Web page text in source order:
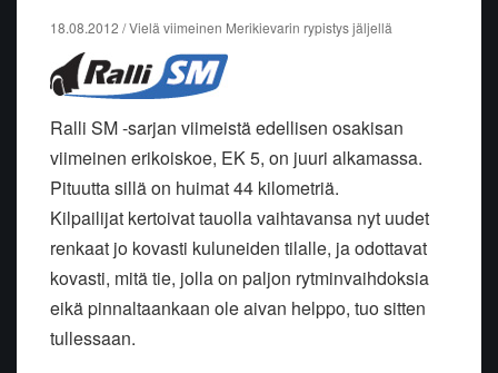
18.08.2012 / Vielä viimeinen Merikievarin rypistys jäljellä
Ralli SM -sarjan viimeistä edellisen osakisan
viimeinen erikoiskoe, EK 5, on juuri alkamassa.
Pituutta sillä on huimat 44 kilometriä.
Kilpailijat kertoivat tauolla vaihtavansa nyt uudet
renkaat jo kovasti kuluneiden tilalle, ja odottavat
kovasti, mitä tie, jolla on paljon rytminvaihdoksia
eikä pinnaltaankaan ole aivan helppo, tuo sitten
tullessaan.